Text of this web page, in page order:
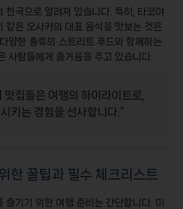
천국으로 알려져 있습니다. 특히, 타코야
같은 오사카의 대표 음식을 맛보는 것은
양한 종류의 스트리트 푸드와 함께하는
사람들에게 즐거움을 주고 있습니다.
맛집들은 여행의 하이라이트로,
키는 경험을 선사합니다.”
한 꿀팁과 필수 체크리스트
즐기기 위한 여행 준비는 간단합니다. 미